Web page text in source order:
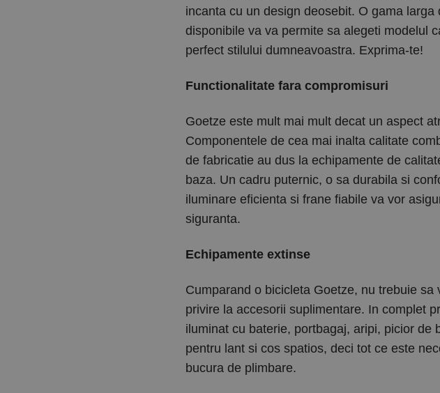
incanta cu un design deosebit. O gama larga
disponibile va va permite sa alegeti modelul
perfect stilului dumneavoastra. Exprima-te!
Functionalitate fara compromisuri
Goetze este mult mai mult decat un aspect
Componentele de cea mai inalta calitate
de fabricatie au dus la echipamente de
baza. Un cadru puternic, o sa durabila si
iluminare eficienta si frane fiabile va vor
siguranta.
Echipamente extinse
Cumparand o bicicleta Goetze, nu trebuie sa
privire la accesorii suplimentare. In complet
iluminat cu baterie, portbagaj, aripi, picior de
pentru lant si cos spatios, deci tot ce este
bucura de plimbare.